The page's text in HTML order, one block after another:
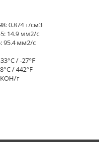
0.874 г/см3
14.9 мм2/с
95.4 мм2/с
/ -27°F
/ 442°F
г